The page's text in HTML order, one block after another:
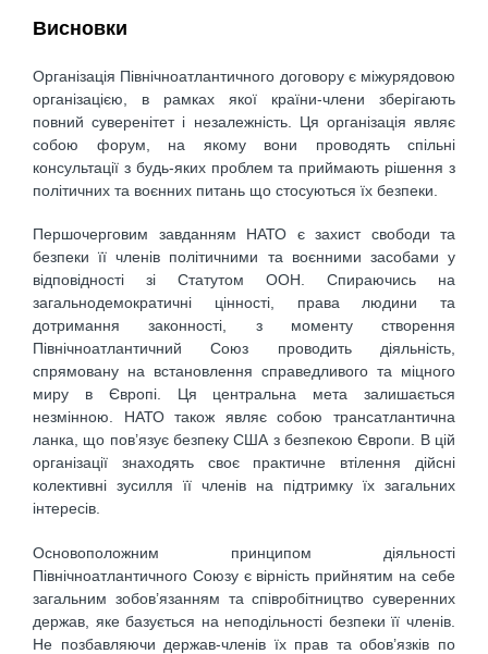
Висновки
Організація Північноатлантичного договору є міжурядовою
організацією, в рамках якої країни-члени зберігають
повний суверенітет і незалежність. Ця організація являє
собою форум, на якому вони проводять спільні
консультації з будь-яких проблем та приймають рішення з
політичних та воєнних питань що стосуються їх безпеки.
Першочерговим завданням НАТО є захист свободи та
безпеки її членів політичними та воєнними засобами у
відповідності зі Статутом ООН. Спираючись на
загальнодемократичні цінності, права людини та
дотримання законності, з моменту створення
Північноатлантичний Союз проводить діяльність,
спрямовану на встановлення справедливого та міцного
миру в Європі. Ця центральна мета залишається
незмінною. НАТО також являє собою трансатлантична
ланка, що пов’язує безпеку США з безпекою Європи. В цій
організації знаходять своє практичне втілення дійсні
колективні зусилля її членів на підтримку їх загальних
інтересів.
Основоположним принципом діяльності
Північноатлантичного Союзу є вірність прийнятим на себе
загальним зобов’язанням та співробітництво суверенних
держав, яке базується на неподільності безпеки її членів.
Не позбавляючи держав-членів їх прав та обов’язків по